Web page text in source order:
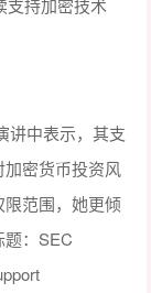
讲中表示，其支
密货币投资风
范围，她更倾
：SEC